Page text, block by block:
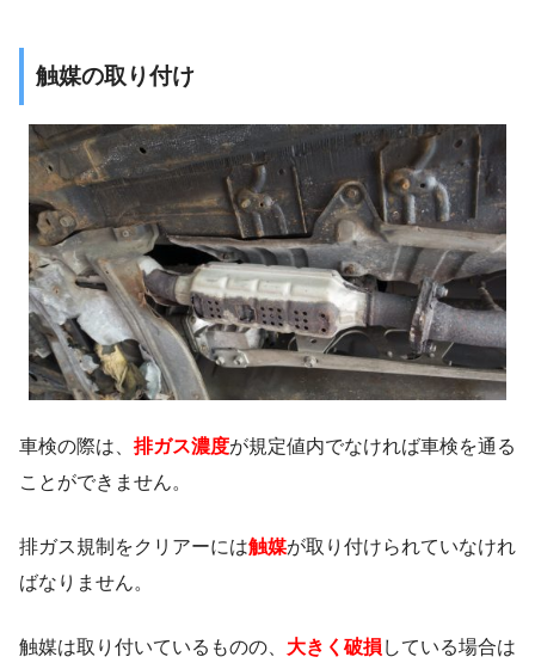
触媒の取り付け
車検の際は、 排ガス濃度が規定値内でなければ車検を通る
ことができません。
排ガス規制をクリアーには触媒が取り付けられていなけれ
ばなりません。
触媒は取り付いているものの、 大きく破損 している場合は